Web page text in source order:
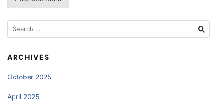
Search
for:
ARCHIVES
October 2025
April 2025